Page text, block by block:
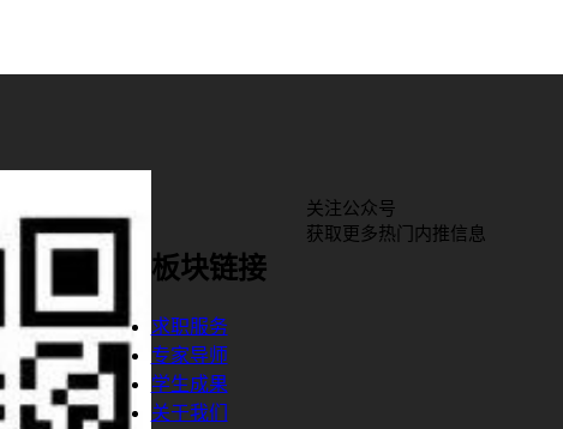
关注公众号
获取更多热门内推信息
板块链接
求职服务
专家导师
学生成果
关于我们